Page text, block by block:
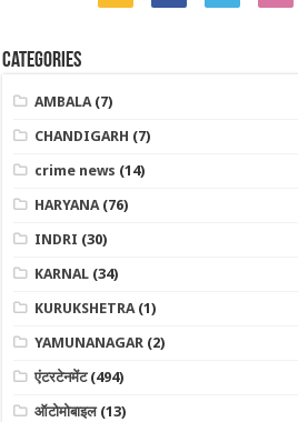
Categories
AMBALA(7)
CHANDIGARH (7)
crime news (14)
HARYANA(76)
INDRI (30)
KARNAL (34)
KURUKSHETRA(1)
YAMUNANAGAR (2)
एंटरटेनमेंट(494)
ऑटोमोबाइल(13)